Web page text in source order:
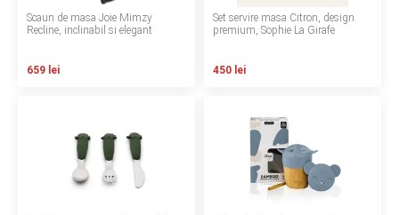
HRANIRE SI DIVERSIFICARE
BAIE SI TOALETA
Scaun de masa Joie Mimzy
Recline, inclinabil si elegant
659 lei
Set servire masa Citron, design
premium, Sophie La Girafe
450 lei